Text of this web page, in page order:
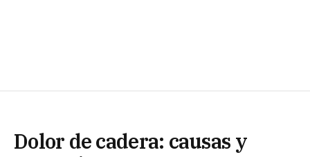
Dolor de cadera: causas y